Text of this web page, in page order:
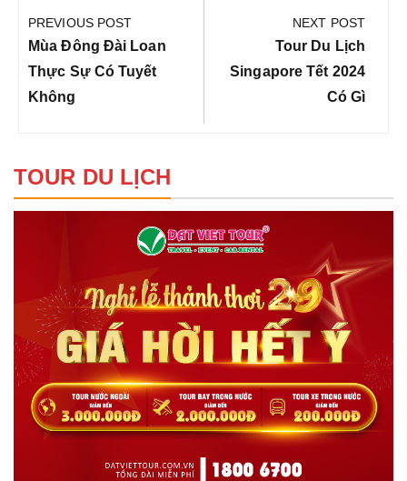
hướng
bài
viết
PREVIOUS POST
Previous
Post:
Mùa Đông Đài Loan
Thực Sự Có Tuyết
Không
NEXT POST
Next
Post:
Tour Du Lịch
Singapore Tết 2024
Có Gì
TOUR DU LỊCH